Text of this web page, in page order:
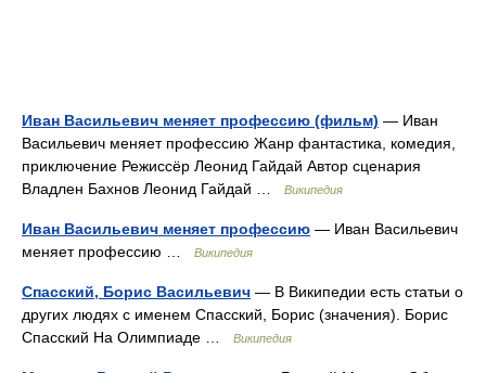
Иван Васильевич меняет профессию (фильм) — Иван
Васильевич меняет профессию Жанр фантастика, комедия,
приключение Режиссёр Леонид Гайдай Автор сценария
Владлен Бахнов Леонид Гайдай …
Википедия
Иван Васильевич меняет профессию — Иван Васильевич
меняет профессию …
Википедия
Спасский, Борис Васильевич — В Википедии есть статьи о
других людях с именем Спасский, Борис (значения). Борис
Спасский На Олимпиаде …
Википедия